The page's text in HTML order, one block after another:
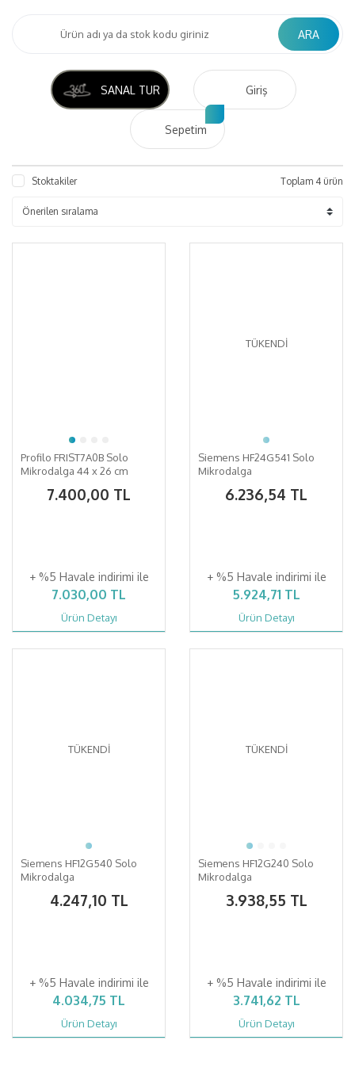
ARA
SANAL TUR Giriş
Sepetim
Stoktakiler Toplam 4 ürün
Profilo FRIST7A0B Solo
Mikrodalga 44 x 26 cm
7.400,00 TL
+ %5 Havale indirimi ile
7.030,00 TL
Ürün Detayı
TÜKENDİ
Siemens HF24G541 Solo
Mikrodalga
6.236,54 TL
+ %5 Havale indirimi ile
5.924,71 TL
Ürün Detayı
TÜKENDİ
Siemens HF12G540 Solo
Mikrodalga
4.247,10 TL
+ %5 Havale indirimi ile
4.034,75 TL
Ürün Detayı
TÜKENDİ
Siemens HF12G240 Solo
Mikrodalga
3.938,55 TL
+ %5 Havale indirimi ile
3.741,62 TL
Ürün Detayı